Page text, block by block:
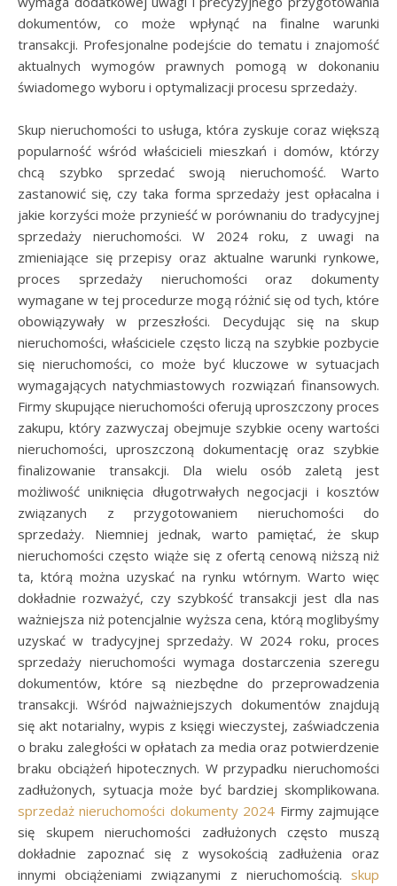
dokumentów, co może wpłynąć na finalne warunki
transakcji. Profesjonalne podejście do tematu i znajomość
aktualnych wymogów prawnych pomogą w dokonaniu
świadomego wyboru i optymalizacji procesu sprzedaży.
Skup nieruchomości to usługa, która zyskuje coraz większą
popularność wśród właścicieli mieszkań i domów, którzy
chcą szybko sprzedać swoją nieruchomość. Warto
zastanowić się, czy taka forma sprzedaży jest opłacalna i
jakie korzyści może przynieść w porównaniu do tradycyjnej
sprzedaży nieruchomości. W 2024 roku, z uwagi na
zmieniające się przepisy oraz aktualne warunki rynkowe,
proces sprzedaży nieruchomości oraz dokumenty
wymagane w tej procedurze mogą różnić się od tych, które
obowiązywały w przeszłości. Decydując się na skup
nieruchomości, właściciele często liczą na szybkie pozbycie
się nieruchomości, co może być kluczowe w sytuacjach
wymagających natychmiastowych rozwiązań finansowych.
Firmy skupujące nieruchomości oferują uproszczony proces
zakupu, który zazwyczaj obejmuje szybkie oceny wartości
nieruchomości, uproszczoną dokumentację oraz szybkie
finalizowanie transakcji. Dla wielu osób zaletą jest
możliwość uniknięcia długotrwałych negocjacji i kosztów
związanych z przygotowaniem nieruchomości do
sprzedaży. Niemniej jednak, warto pamiętać, że skup
nieruchomości często wiąże się z ofertą cenową niższą niż
ta, którą można uzyskać na rynku wtórnym. Warto więc
dokładnie rozważyć, czy szybkość transakcji jest dla nas
ważniejsza niż potencjalnie wyższa cena, którą moglibyśmy
uzyskać w tradycyjnej sprzedaży. W 2024 roku, proces
sprzedaży nieruchomości wymaga dostarczenia szeregu
dokumentów, które są niezbędne do przeprowadzenia
transakcji. Wśród najważniejszych dokumentów znajdują
się akt notarialny, wypis z księgi wieczystej, zaświadczenia
o braku zaległości w opłatach za media oraz potwierdzenie
braku obciążeń hipotecznych. W przypadku nieruchomości
zadłużonych, sytuacja może być bardziej skomplikowana.
sprzedaż nieruchomości dokumenty 2024 Firmy zajmujące
się skupem nieruchomości zadłużonych często muszą
dokładnie zapoznać się z wysokością zadłużenia oraz
innymi obciążeniami związanymi z nieruchomością. skup